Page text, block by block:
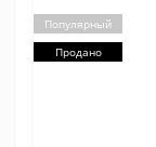
Популярный
Продано